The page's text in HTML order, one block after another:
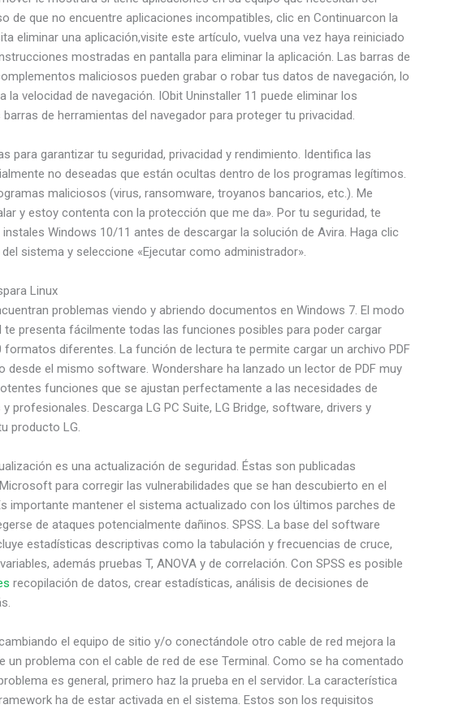
de que no encuentre aplicaciones incompatibles, clic en Continuarcon la
eliminar una aplicación,visite este artículo, vuelva una vez haya reiniciado
mostradas en pantalla para eliminar la aplicación. Las barras de
maliciosos pueden grabar o robar tus datos de navegación, lo
la velocidad de navegación. IObit Uninstaller 11 puede eliminar los
de herramientas del navegador para proteger tu privacidad.
para garantizar tu seguridad, privacidad y rendimiento. Identifica las
no deseadas que están ocultas dentro de los programas legítimos.
maliciosos (virus, ransomware, troyanos bancarios, etc.). Me
y estoy contenta con la protección que me da». Por tu seguridad, te
Windows 10/11 antes de descargar la solución de Avira. Haga clic
sistema y seleccione «Ejecutar como administrador».
Linux
problemas viendo y abriendo documentos en Windows 7. El modo
te presenta fácilmente todas las funciones posibles para poder cargar
formatos diferentes. La función de lectura te permite cargar un archivo PDF
desde el mismo software. Wondershare ha lanzado un lector de PDF muy
funciones que se ajustan perfectamente a las necesidades de
profesionales. Descarga LG PC Suite, LG Bridge, software, drivers y
producto LG.
es una actualización de seguridad. Éstas son publicadas
para corregir las vulnerabilidades que se han descubierto en el
importante mantener el sistema actualizado con los últimos parches de
de ataques potencialmente dañinos. SPSS. La base del software
estadísticas descriptivas como la tabulación y frecuencias de cruce,
además pruebas T, ANOVA y de correlación. Con SPSS es posible
recopilación de datos, crear estadísticas, análisis de decisiones de
el equipo de sitio y/o conectándole otro cable de red mejora la
un problema con el cable de red de ese Terminal. Como se ha comentado
es general, primero haz la prueba en el servidor. La característica
ha de estar activada en el sistema. Estos son los requisitos